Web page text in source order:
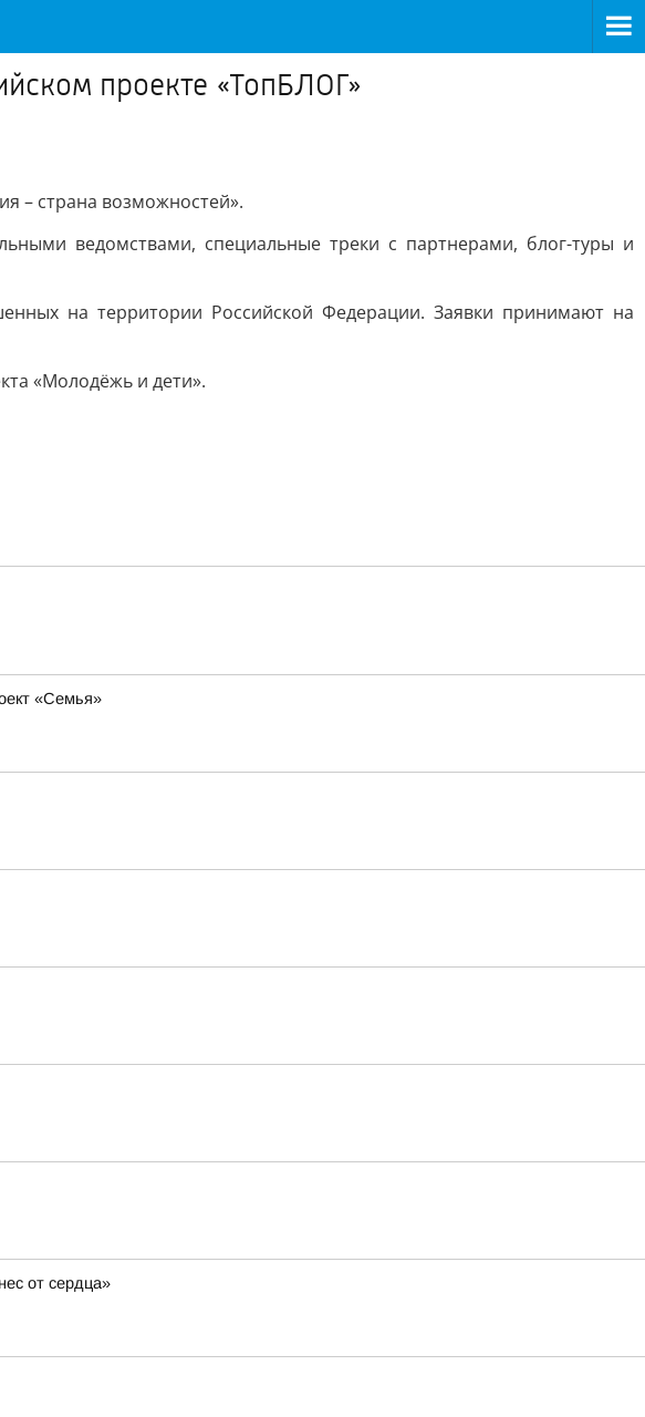
проекте «ТопБЛОГ»
– страна возможностей».
ведомствами, специальные треки с партнерами, блог-туры и
на территории Российской Федерации. Заявки принимают на
«Молодёжь и дети».
«Семья»
от сердца»